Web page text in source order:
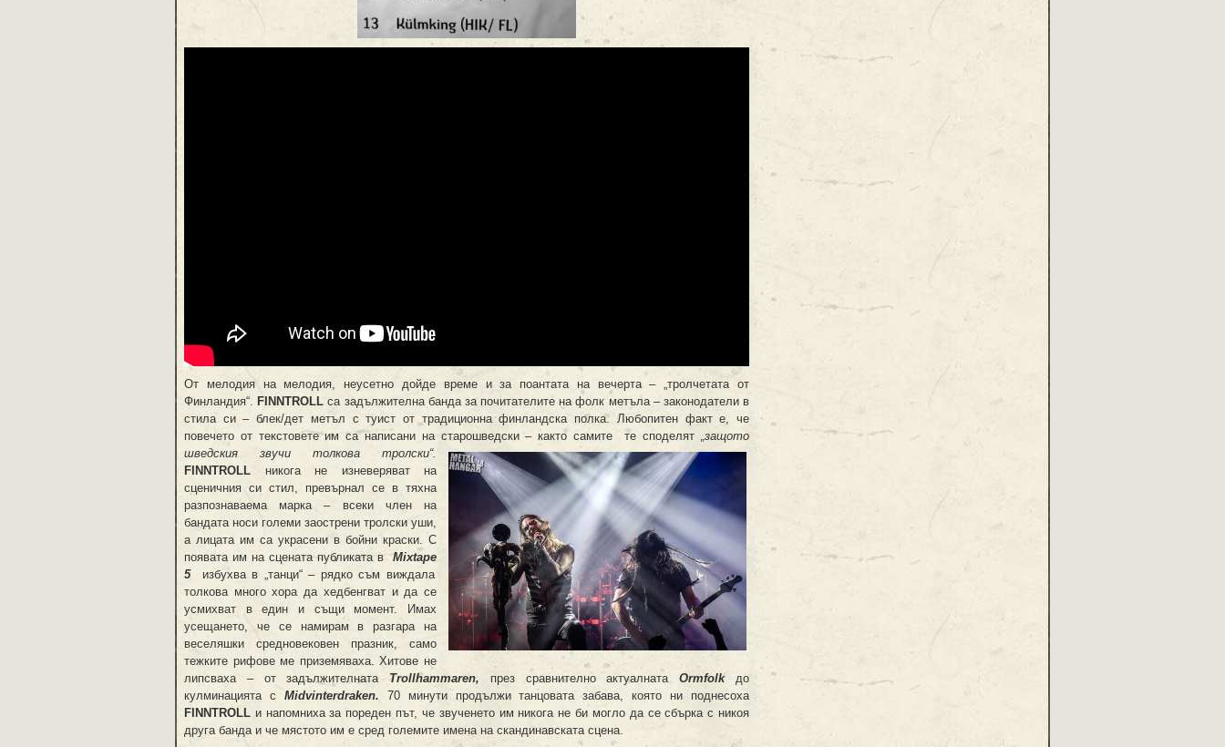
От мелодия на мелодия, неусетно дойде време и за поантата на вечерта – „тролчетата от
Финландия“.
FINNTROLL са задължителна банда за почитателите на фолк метъла – законодатели в
стила си – блек/дет метъл с туист от традиционна финландска полка. Любопитен факт е, че
повечето от текстовете им са написани на старошведски – както самите те споделят
„защото
шведския звучи толкова тролски“.
FINNTROLL никога не изневеряват на
сценичния си стил, превърнал се в тяхна
разпознаваема марка – всеки член на
бандата носи големи заострени тролски уши,
а лицата им са украсени в бойни краски. С
появата им на сцената публиката вMixtape
5избухва в „танци“ – рядко съм виждала
толкова много хора да хедбенгват и да се
усмихват в един и същи момент. Имах
усещането, че се намирам в разгара на
веселяшки средновековен празник, само
тежките рифове ме приземяваха. Хитове не
липсваха – от задължителната Trollhammaren, през сравнително актуалнатаOrmfolkдо
кулминацията с Midvinterdraken. 70 минути продължи танцовата забава, която ни поднесоха
FINNTROLL и напомниха за пореден път, че звученето им никога не би могло да се сбърка с никоя
друга банда и че мястото им е сред големите имена на скандинавската сцена.